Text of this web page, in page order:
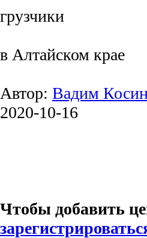
грузчики
в Алтайском крае
Автор: Вадим
2020-10-16
Чтобы добавить